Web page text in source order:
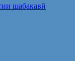
шабакавӣ